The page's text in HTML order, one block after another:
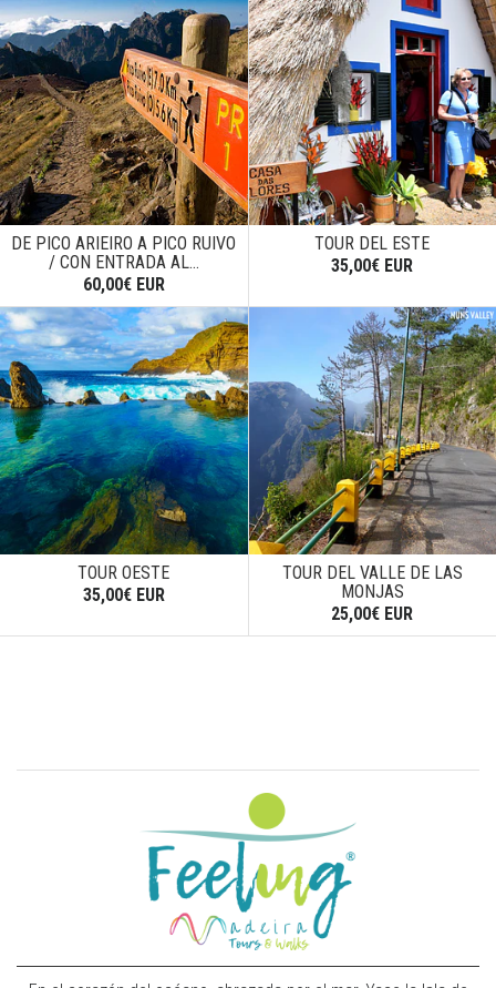
DE PICO ARIEIRO A PICO RUIVO
/ CON ENTRADA AL...
60,00€ EUR
TOUR DEL ESTE
35,00€ EUR
TOUR OESTE
35,00€ EUR
TOUR DEL VALLE DE LAS
MONJAS
25,00€ EUR